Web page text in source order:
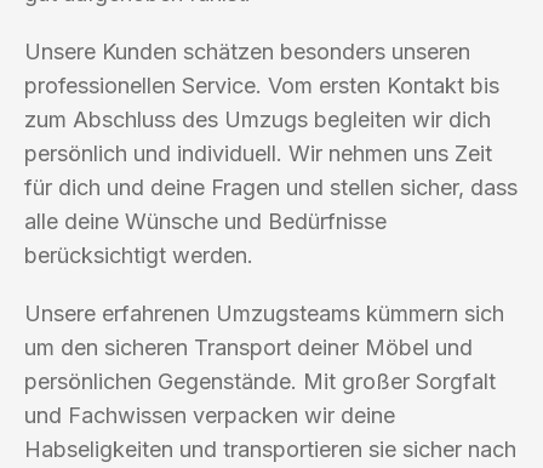
Unsere Kunden schätzen besonders unseren
professionellen Service. Vom ersten Kontakt bis
zum Abschluss des Umzugs begleiten wir dich
persönlich und individuell. Wir nehmen uns Zeit
für dich und deine Fragen und stellen sicher, dass
alle deine Wünsche und Bedürfnisse
berücksichtigt werden.
Unsere erfahrenen Umzugsteams kümmern sich
um den sicheren Transport deiner Möbel und
persönlichen Gegenstände. Mit großer Sorgfalt
und Fachwissen verpacken wir deine
Habseligkeiten und transportieren sie sicher nach